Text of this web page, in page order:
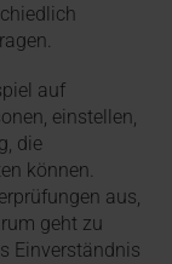
auf
einstellen,
die
können.
aus,
geht zu
Einverständnis